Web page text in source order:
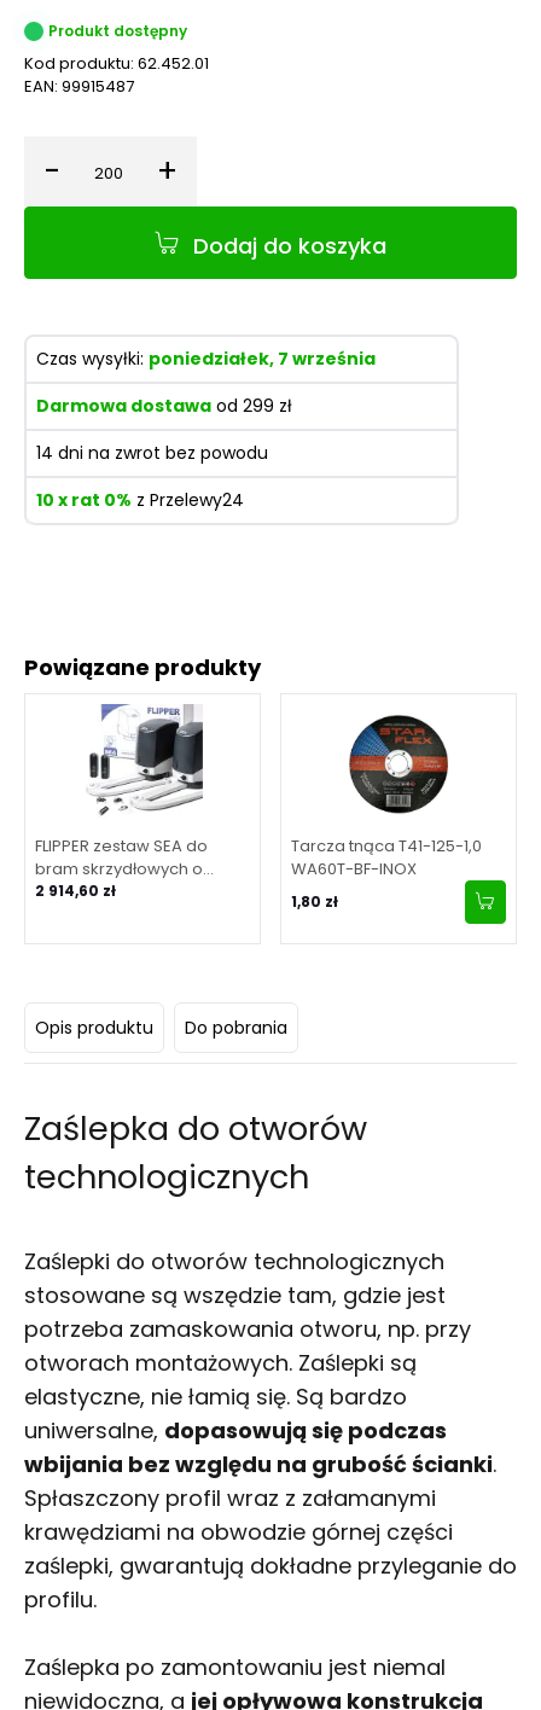
Powiązane produkty
FLIPPER zestaw SEA do
bram skrzydłowych o
maksymalnej długości
2 914,60 zł
Tarcza tnąca T41-125-1,0
WA60T-BF-INOX
1,80 zł
Opis produktu Do pobrania
Zaślepka do otworów
technologicznych
Zaślepki do otworów technologicznych
stosowane są wszędzie tam, gdzie jest
potrzeba zamaskowania otworu, np. przy
otworach montażowych. Zaślepki są
elastyczne, nie łamią się. Są bardzo
uniwersalne, dopasowują się podczas
wbijania bez względu na grubość ścianki.
Spłaszczony profil wraz z załamanymi
krawędziami na obwodzie górnej części
zaślepki, gwarantują dokładne przyleganie do
profilu.
Zaślepka po zamontowaniu jest niemal
niewidoczna, a jej opływowa konstrukcja
Produkt dostępny
Kod produktu: 62.452.01
EAN: 99915487
- Ilość +
Dodaj do koszyka
Czas wysyłki: poniedziałek, 7 września
Darmowa dostawa od 299 zł
14 dni na zwrot bez powodu
10 x rat 0% z Przelewy24